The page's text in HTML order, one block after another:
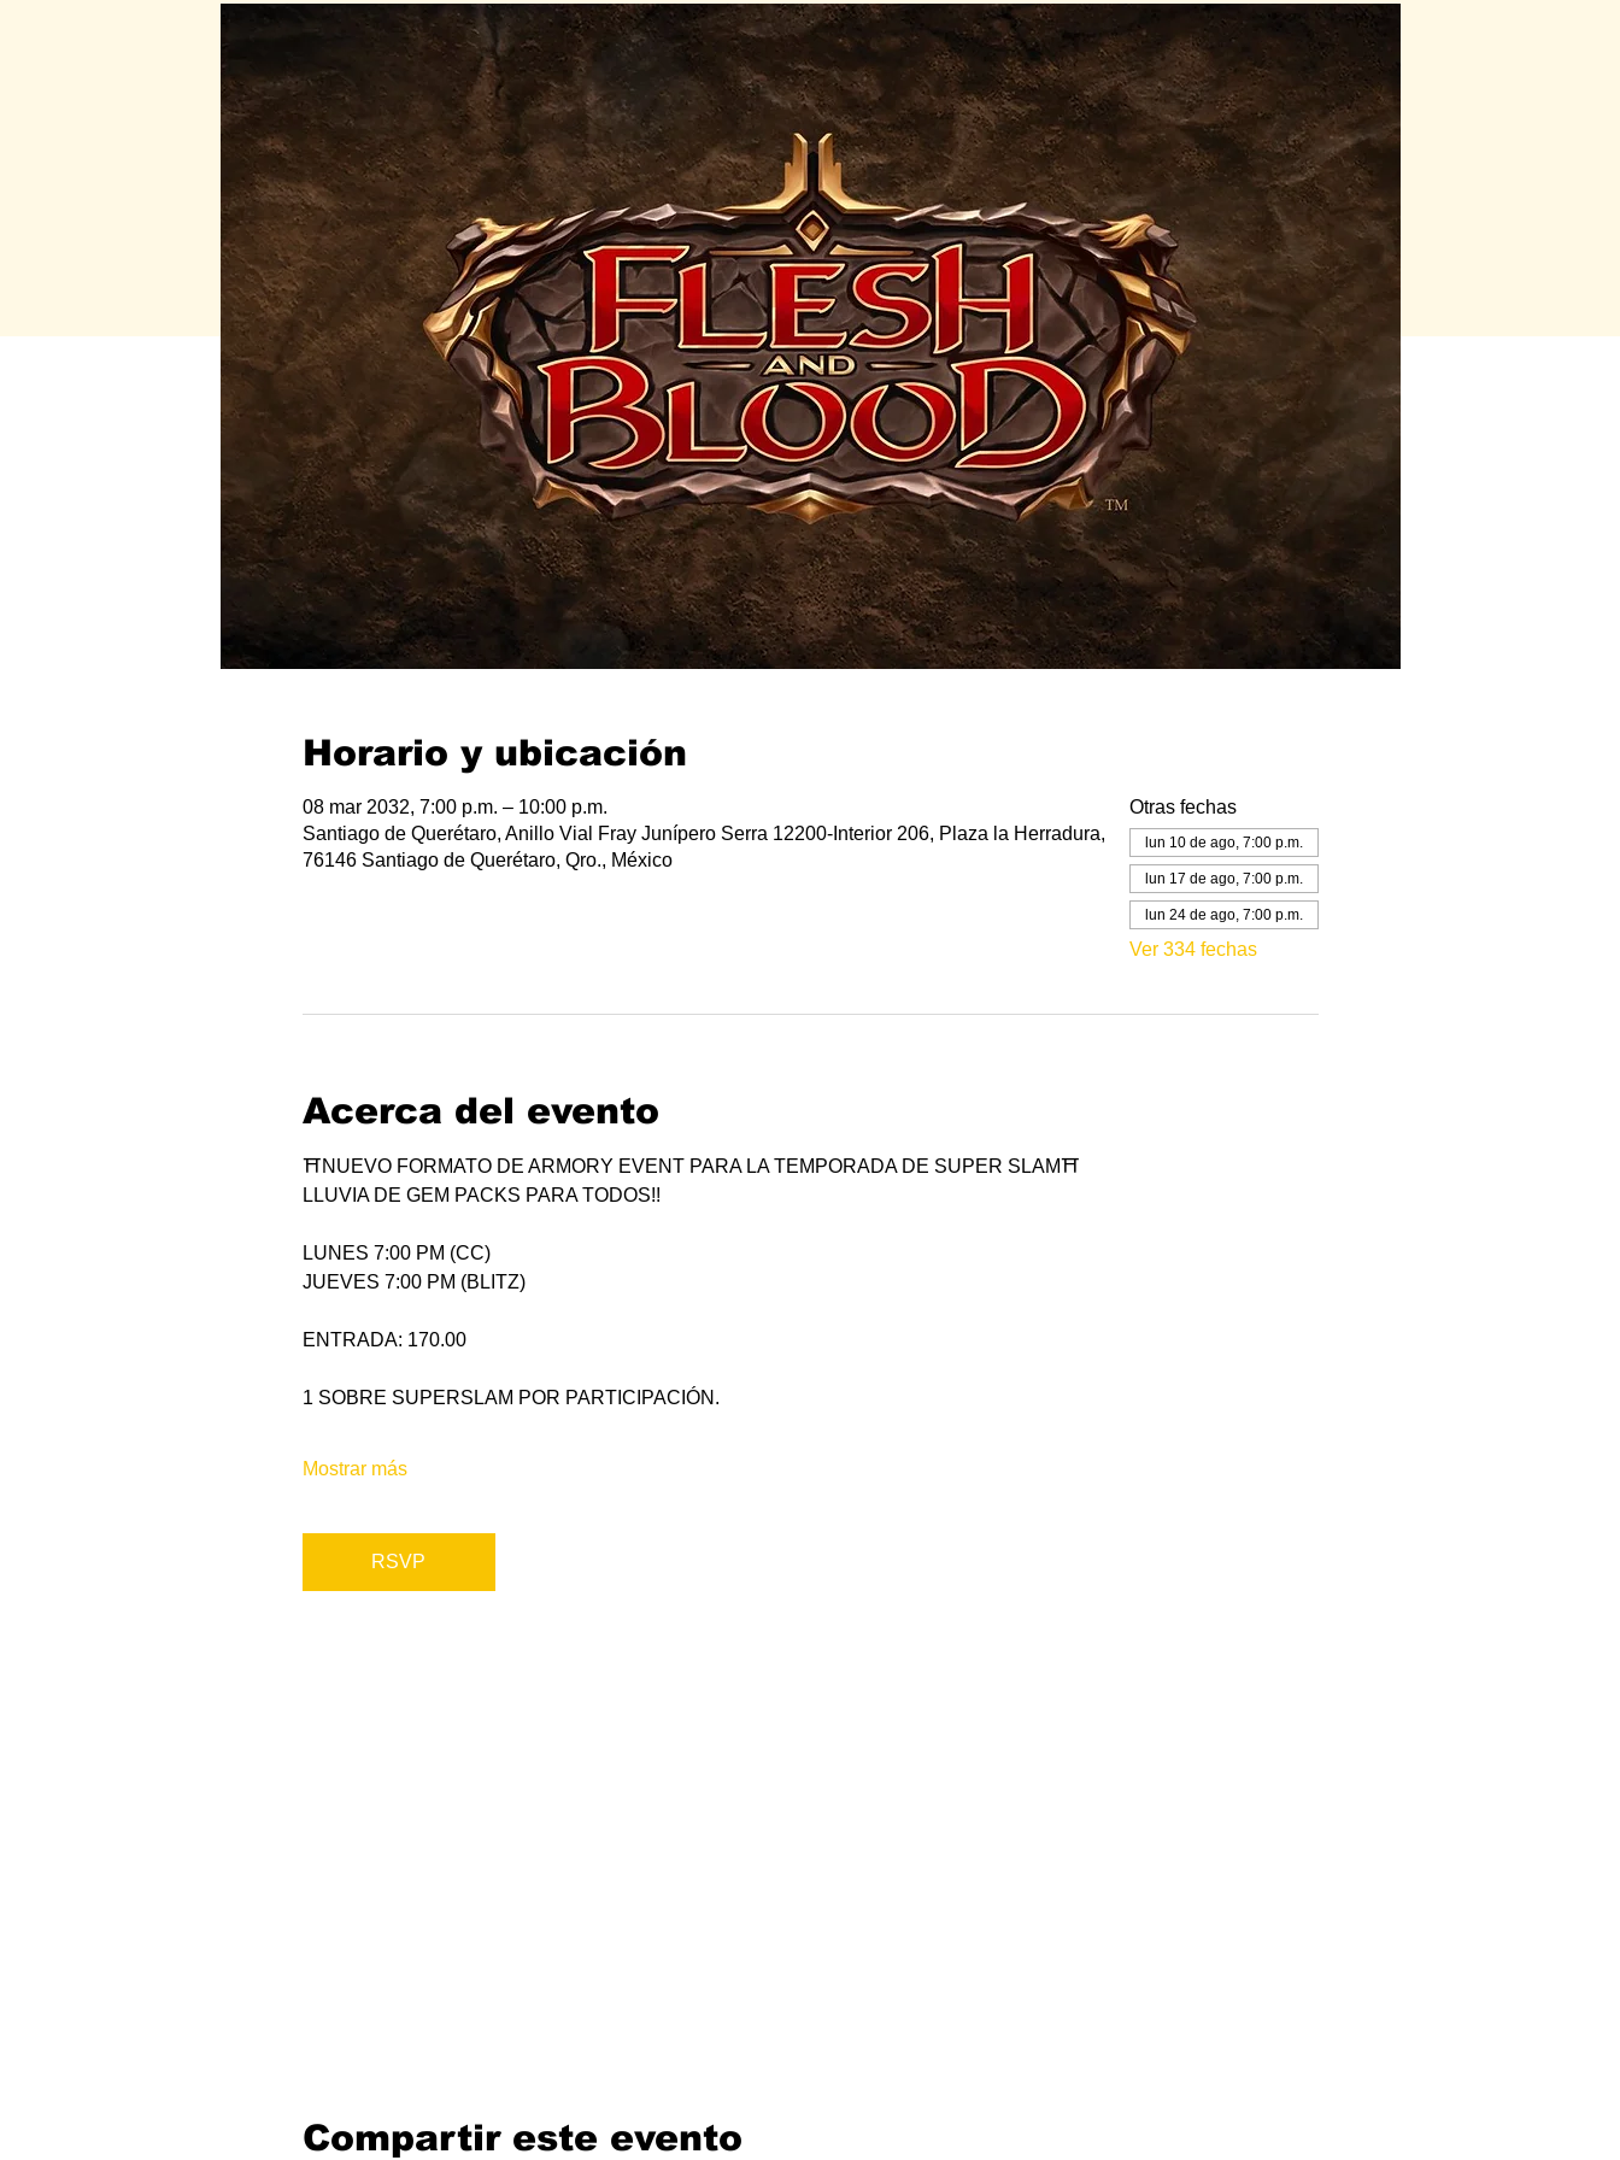
Horario y ubicación
08 mar 2032, 7:00 p.m. – 10:00 p.m.
Santiago de Querétaro, Anillo Vial Fray Junípero Serra 12200-Interior 206, Plaza la Herradura,
76146 Santiago de Querétaro, Qro., México
Otras fechas
lun 10 de ago, 7:00 p.m.
lun 17 de ago, 7:00 p.m.
lun 24 de ago, 7:00 p.m.
Ver 334 fechas
Acerca del evento
⛩NUEVO FORMATO DE ARMORY EVENT PARA LA TEMPORADA DE SUPER SLAM⛩
LLUVIA DE GEM PACKS PARA TODOS!!
LUNES 7:00 PM (CC)
JUEVES 7:00 PM (BLITZ)
ENTRADA: 170.00
1 SOBRE SUPERSLAM POR PARTICIPACIÓN.
Mostrar más
RSVP
Compartir este evento